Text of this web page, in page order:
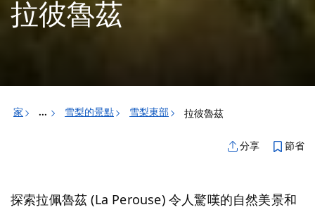
拉彼魯茲
家 ... 雪梨的景點 雪梨東部 拉彼魯茲
分享 節省
探索拉佩魯茲 (La Perouse) 令人驚嘆的自然美景和